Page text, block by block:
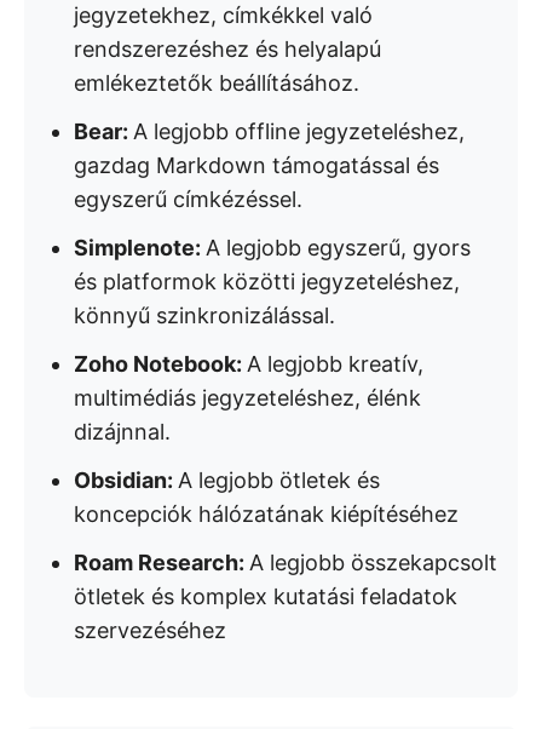
jegyzetekhez, címkékkel való
rendszerezéshez és helyalapú
emlékeztetők beállításához.
Bear: A legjobb offline jegyzeteléshez,
gazdag Markdown támogatással és
egyszerű címkézéssel.
Simplenote: A legjobb egyszerű, gyors
és platformok közötti jegyzeteléshez,
könnyű szinkronizálással.
Zoho Notebook: A legjobb kreatív,
multimédiás jegyzeteléshez, élénk
dizájnnal.
Obsidian: A legjobb ötletek és
koncepciók hálózatának kiépítéséhez
Roam Research: A legjobb összekapcsolt
ötletek és komplex kutatási feladatok
szervezéséhez